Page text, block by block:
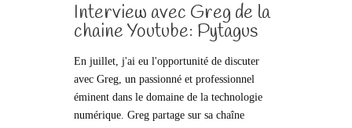
Interview avec Greg de la
chaine Youtube: Pytagus
En juillet, j'ai eu l'opportunité de discuter
avec Greg, un passionné et professionnel
éminent dans le domaine de la technologie
numérique. Greg partage sur sa chaîne